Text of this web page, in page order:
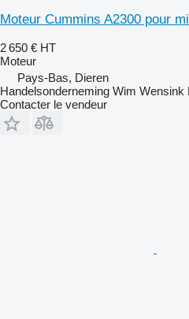
Moteur Cummins A2300 pour
2 650 € HT
Moteur
Pays-Bas, Dieren
Handelsonderneming Wim Wensink
Contacter le vendeur